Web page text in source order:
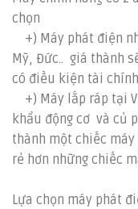
chọn
+) Máy phát điện
Mỹ, Đức.. giá thành
có điều kiện tài
+) Máy lắp ráp tại
khẩu động cơ và củ
thành một chiếc
rẻ hơn những chiếc
Lựa chọn máy phát